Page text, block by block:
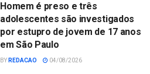
Homem é preso e três
adolescentes são investigados
por estupro de jovem de 17 anos
em São Paulo
BY REDACAO 04/08/2026